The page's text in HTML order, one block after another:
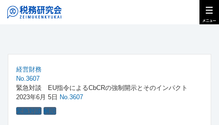
経営財務
No.3607
緊急対談 EU指令によるCbCRの強制開示とそのインパクト
2023年6月 5日 No.3607
緊急対談 解説